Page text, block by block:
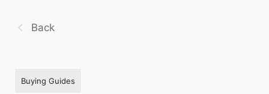
Back
Buying Guides